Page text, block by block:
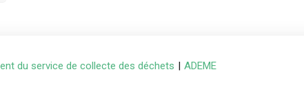
du service de collecte des déchets | ADEME